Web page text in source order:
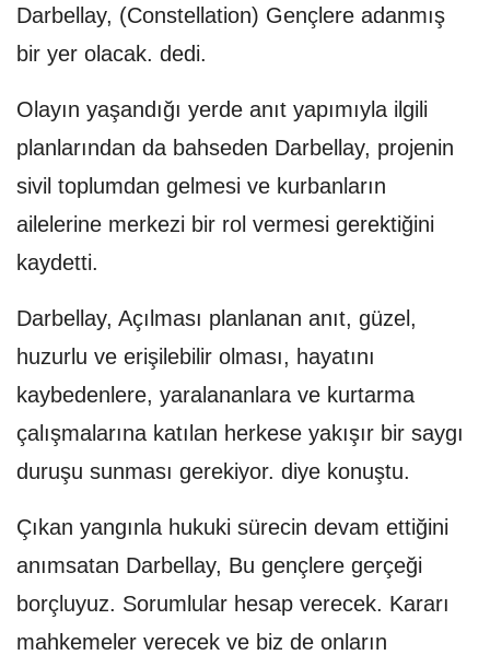
Darbellay, (Constellation) Gençlere adanmış
bir yer olacak. dedi.
Olayın yaşandığı yerde anıt yapımıyla ilgili
planlarından da bahseden Darbellay, projenin
sivil toplumdan gelmesi ve kurbanların
ailelerine merkezi bir rol vermesi gerektiğini
kaydetti.
Darbellay, Açılması planlanan anıt, güzel,
huzurlu ve erişilebilir olması, hayatını
kaybedenlere, yaralananlara ve kurtarma
çalışmalarına katılan herkese yakışır bir saygı
duruşu sunması gerekiyor. diye konuştu.
Çıkan yangınla hukuki sürecin devam ettiğini
anımsatan Darbellay, Bu gençlere gerçeği
borçluyuz. Sorumlular hesap verecek. Kararı
mahkemeler verecek ve biz de onların